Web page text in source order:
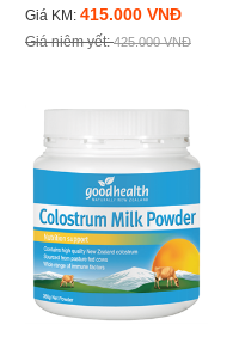
Giá KM: 415.000 VNĐ
Giá niêm yết:425.000 VNĐ